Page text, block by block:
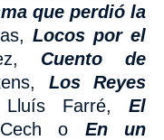
que perdió la
Locos por el
Cuento de
Los Reyes
Farré, El
o En un